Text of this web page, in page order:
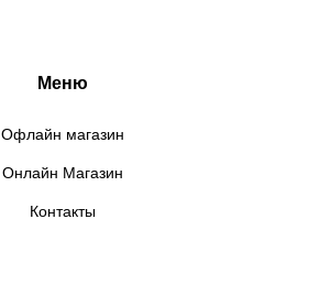
Меню
Офлайн магазин
Онлайн Магазин
Контакты